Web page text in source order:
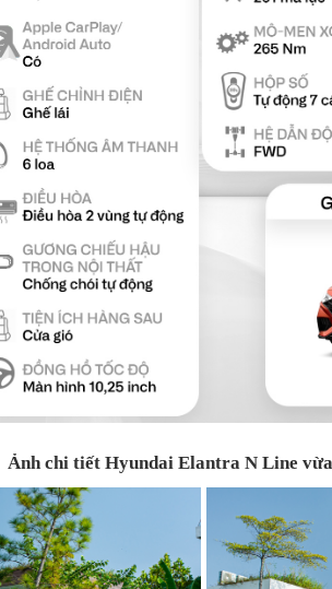
Ảnh chi tiết Hyundai Elantra N Line